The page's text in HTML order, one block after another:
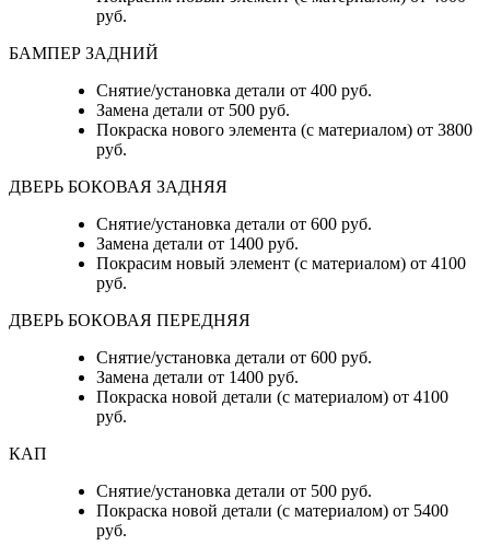
руб.
БАМПЕР ЗАДНИЙ
Снятие/установка детали от 400 руб.
Замена детали от 500 руб.
Покраска нового элемента (с материалом) от 3800
руб.
ДВЕРЬ БОКОВАЯ ЗАДНЯЯ
Снятие/установка детали от 600 руб.
Замена детали от 1400 руб.
Покрасим новый элемент (с материалом) от 4100
руб.
ДВЕРЬ БОКОВАЯ ПЕРЕДНЯЯ
Снятие/установка детали от 600 руб.
Замена детали от 1400 руб.
Покраска новой детали (с материалом) от 4100
руб.
КАП
Снятие/установка детали от 500 руб.
Покраска новой детали (с материалом) от 5400
руб.